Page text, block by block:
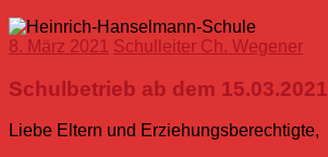
8. März 2021 Schulleiter Ch. Wegener
Schulbetrieb ab dem 15.03.2021
Liebe Eltern und Erziehungsberechtigte,